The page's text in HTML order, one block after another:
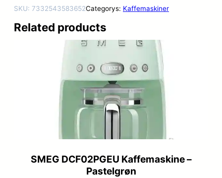
SKU: 7332543583652Categorys: Kaffemaskiner
Related products
SMEG DCF02PGEU Kaffemaskine –
Pastelgrøn